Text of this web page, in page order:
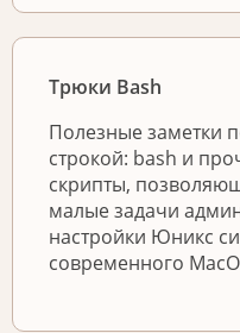
Трюки Bash
Полезные заметки
строкой: bash и
скрипты,
малые задачи
настройки Юникс
современного